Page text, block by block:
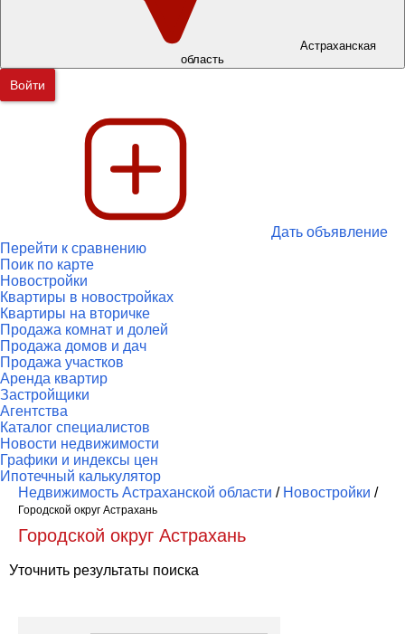
Астраханская
область
Войти
Дать объявление
Перейти к сравнению
Поик по карте
Новостройки
Квартиры в новостройках
Квартиры на вторичке
Продажа комнат и долей
Продажа домов и дач
Продажа участков
Аренда квартир
Застройщики
Агентства
Каталог специалистов
Новости недвижимости
Графики и индексы цен
Ипотечный калькулятор
Недвижимость Астраханской области / Новостройки /
Городской округ Астрахань
Городской округ Астрахань
Уточнить результаты поиска